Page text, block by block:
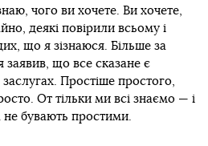
чого ви хочете. Ви хочете,
деякі повірили всьому і
що я зізнаюся. Більше за
що все сказане є
Простіше простого,
От тільки ми всі знаємо — і
не бувають простими.